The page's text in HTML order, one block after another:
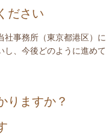
ださい
事務所（東京都港区）
、今後どのように進め
りますか？